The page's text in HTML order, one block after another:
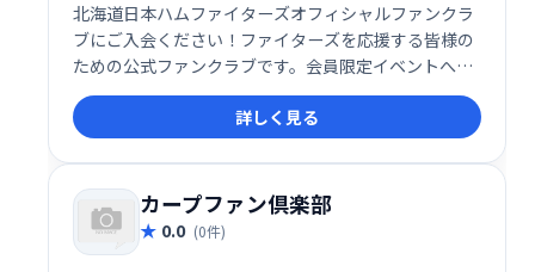
北海道日本ハムファイターズオフィシャルファンクラ
ブにご入会ください！ファイターズを応援する皆様の
ための公式ファンクラブです。会員限定イベントへの
参加や、チームをより身近に感じられる様々な特典を
ご用意しています。熱狂的なファンコミュニティの一
員となり、一緒にファイターズを勝利へと導きましょ
う！
詳しく見る
カープファン倶楽部
0.0 (0件)